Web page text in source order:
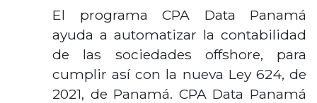
El programa CPA Data Panamá
ayuda a automatizar la contabilidad
de las sociedades offshore, para
cumplir así con la nueva Ley 624, de
2021, de Panamá. CPA Data Panamá